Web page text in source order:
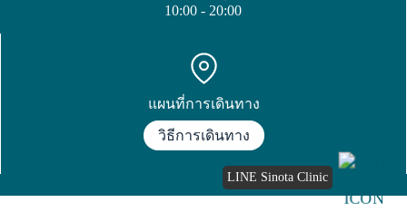
10:00 - 20:00
แผนที่การเดินทาง
วิธีการเดินทาง
LINE Sinota Clinic